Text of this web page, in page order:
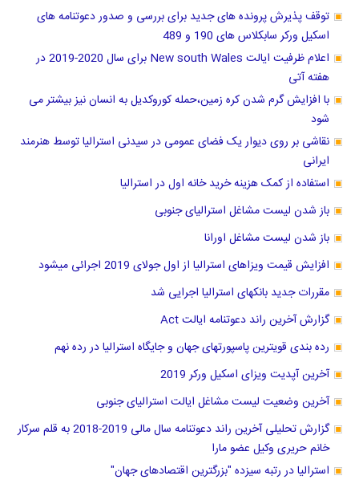
توقف پذیرش پرونده های جدید برای بررسی و صدور دعوتنامه های
اسکیل ورکر سابکلاس های 190 و 489
اعلام ظرفیت ایالت New south Wales برای سال 2020-2019 در
هفته آتی
با افزایش گرم شدن کره زمین،حمله کوروکدیل به انسان نیز بیشتر می
شود
نقاشی بر روی دیوار یک فضای عمومی در سیدنی استرالیا توسط هنرمند
ایرانی
استفاده از کمک هزینه خرید خانه اول در استرالیا
باز شدن لیست مشاغل استرالیای جنوبی
باز شدن لیست مشاغل اورانا
افزایش قیمت ویزاهای استرالیا از اول جولای 2019 اجرائی میشود
مقررات جدید بانکهای استرالیا اجرایی شد
گزارش آخرین راند دعوتنامه ایالت Act
رده بندی قویترین پاسپورتهای جهان و جایگاه استرالیا در رده نهم
آخرین آپدیت ویزای اسکیل ورکر 2019
آخرین وضعیت لیست مشاغل ایالت استرالیای جنوبی
گزارش تحلیلی آخرین راند دعوتنامه سال مالی 2019-2018 به قلم سرکار
خانم حریری وکیل عضو مارا
استرالیا در رتبه سیزده "بزرگترین اقتصادهای جهان"